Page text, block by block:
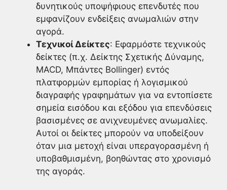
δυνητικούς υποψήφιους επενδυτές που
εμφανίζουν ενδείξεις ανωμαλιών στην
αγορά.
Τεχνικοί Δείκτες: Εφαρμόστε τεχνικούς
δείκτες (π.χ. Δείκτης Σχετικής Δύναμης,
MACD, Μπάντες Bollinger) εντός
πλατφορμών εμπορίας ή λογισμικού
διαγραφής γραφημάτων για να εντοπίσετε
σημεία εισόδου και εξόδου για επενδύσεις
βασισμένες σε ανιχνευμένες ανωμαλίες.
Αυτοί οι δείκτες μπορούν να υποδείξουν
όταν μια μετοχή είναι υπεραγορασμένη ή
υποβαθμισμένη, βοηθώντας στο χρονισμό
της αγοράς.